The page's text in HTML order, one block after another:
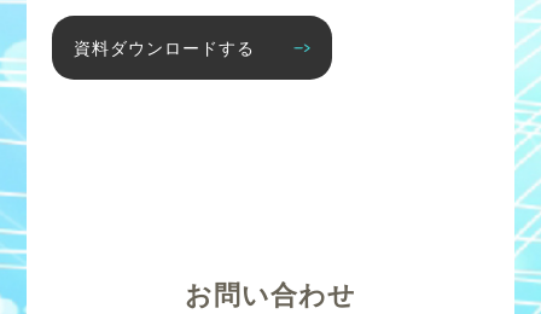
資料ダウンロードする
お問い合わせ